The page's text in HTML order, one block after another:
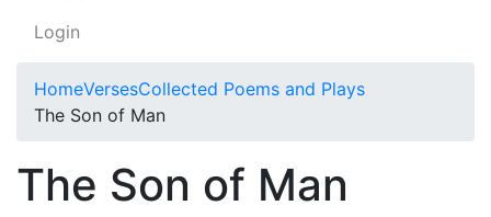
Login
HomeVersesCollected Poems and Plays
The Son of Man
The Son of Man